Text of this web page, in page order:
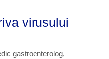
virusului
gastroenterolog,